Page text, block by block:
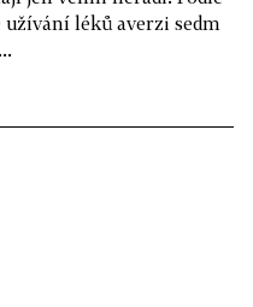
léků averzi sedm